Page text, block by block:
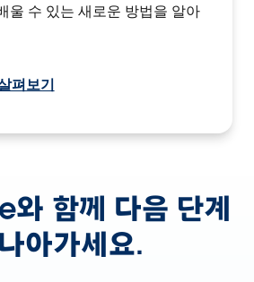
울 수 있는 새로운 방법을 알아
펴보기
함께 다음 단계
아가세요.